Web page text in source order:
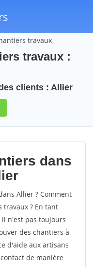
travaux
travaux :
clients : Allier
dans
Allier ? Comment
? En tant
n'est pas toujours
des chantiers à
d'aide aux artisans
de manière